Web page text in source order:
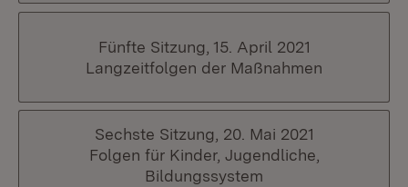
Fünfte Sitzung, 15. April 2021
Langzeitfolgen der Maßnahmen
Sechste Sitzung, 20. Mai 2021
Folgen für Kinder, Jugendliche,
Bildungssystem